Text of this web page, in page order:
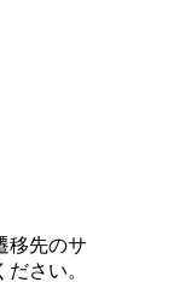
移先のサ
さい。